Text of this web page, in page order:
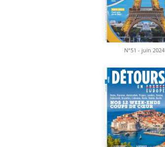
N°51 - juin 2024